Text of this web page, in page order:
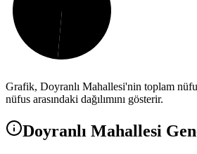
Grafik, Doyranlı Mahallesi'nin toplam
nüfus arasındaki dağılımını gösterir.
Doyranlı Mahallesi